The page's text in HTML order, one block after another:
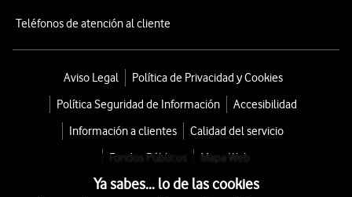
Teléfonos de atención al cliente
Aviso Legal
Política de Privacidad y Cookies
Política Seguridad de Información
Accesibilidad
Información a clientes
Calidad del servicio
Fondos Públicos
Mapa Web
Ya sabes... lo de las cookies